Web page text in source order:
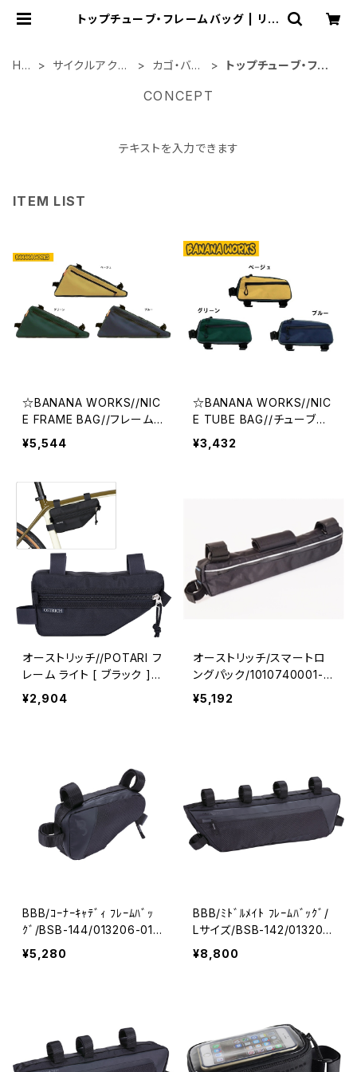
トップチューブ・フレームバッグ | リバ
HO
サイクルアクセ
カゴ・バッ
トップチューブ・フレ
CONCEPT
テキストを入力できます
ITEM LIST
☆BANANA WORKS//NIC
E FRAME BAG//フレーム
バッグ//バナナワークス
¥5,544
☆BANANA WORKS//NIC
E TUBE BAG//チューブバ
ッグ//バナナワークス
¥3,432
オーストリッチ//POTARI フ
レーム ライト [ ブラック ]/1
028590001-01
¥2,904
オーストリッチ/スマートロ
ングパック/1010740001-0
1
¥5,192
BBB/ｺｰﾅｰｷｬﾃﾞｨ ﾌﾚｰﾑﾊﾞｯ
ｸﾞ/BSB-144/013206-01/
ビービービー
¥5,280
BBB/ﾐﾄﾞﾙﾒｲﾄ ﾌﾚｰﾑﾊﾞｯｸﾞ/
Lサイズ/BSB-142/013205
-01/ビービービー
¥8,800